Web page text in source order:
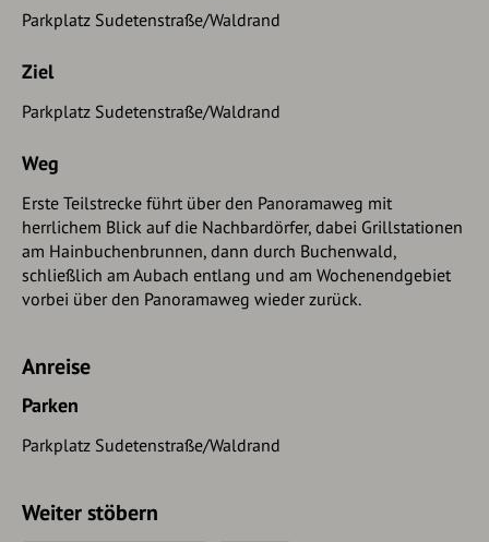
Parkplatz Sudetenstraße/Waldrand
Ziel
Parkplatz Sudetenstraße/Waldrand
Weg
Erste Teilstrecke führt über den Panoramaweg mit
herrlichem Blick auf die Nachbardörfer, dabei Grillstationen
am Hainbuchenbrunnen, dann durch Buchenwald,
schließlich am Aubach entlang und am Wochenendgebiet
vorbei über den Panoramaweg wieder zurück.
Anreise
Parken
Parkplatz Sudetenstraße/Waldrand
Weiter stöbern